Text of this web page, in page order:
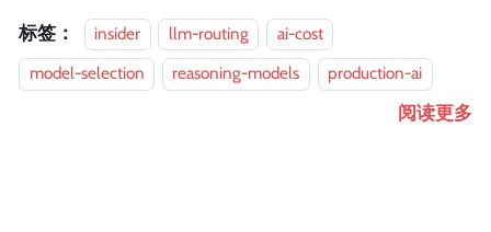
标签： insider llm-routing
ai-cost
model-selection
reasoning-models production-ai
阅读更多